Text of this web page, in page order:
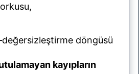
döngüsü
kayıpların